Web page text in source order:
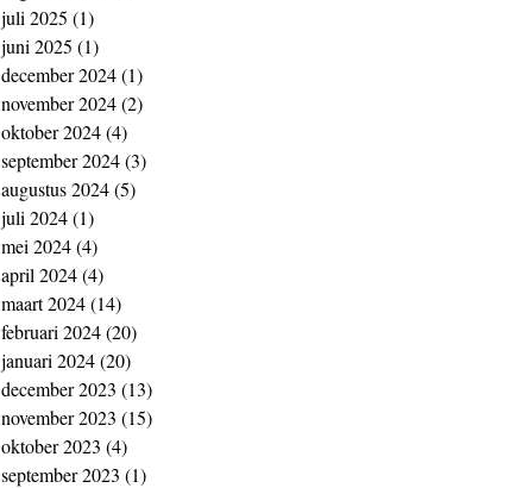
juli 2025 (1)
juni 2025 (1)
december 2024(1)
november 2024(2)
oktober 2024(4)
september 2024(3)
augustus 2024(5)
juli 2024(1)
mei 2024(4)
april 2024(4)
maart 2024(14)
februari 2024(20)
januari 2024(20)
december 2023 (13)
november 2023 (15)
oktober 2023 (4)
september 2023 (1)